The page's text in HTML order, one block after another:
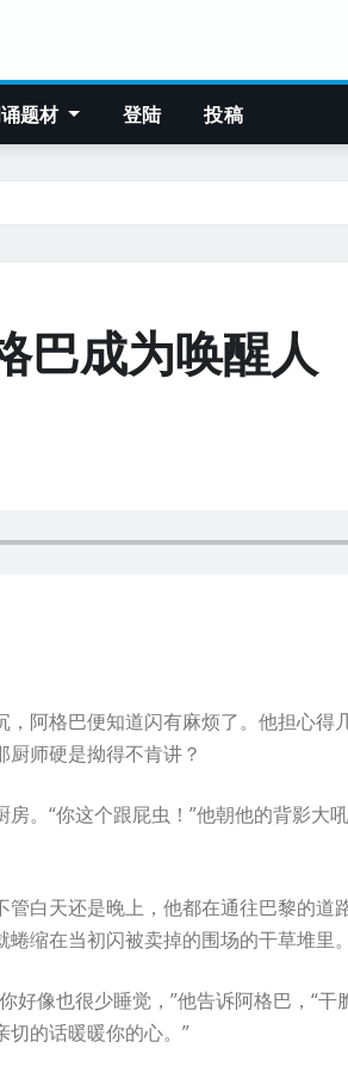
题材 登陆 投稿
巴成为唤醒人
阿格巴便知道闪有麻烦了。他担心得
师硬是拗得不肯讲？
。“你这个跟屁虫！”他朝他的背影大
白天还是晚上，他都在通往巴黎的道
缩在当初闪被卖掉的围场的干草堆里。
像也很少睡觉，”他告诉阿格巴，“干
的话暖暖你的心。”